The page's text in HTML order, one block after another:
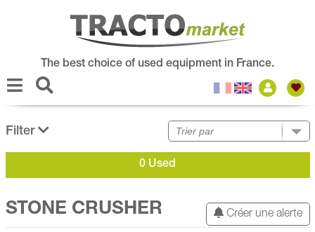
The best choice of used equipment in France.
Filter
0 Used
Créer une alerte
STONE CRUSHER